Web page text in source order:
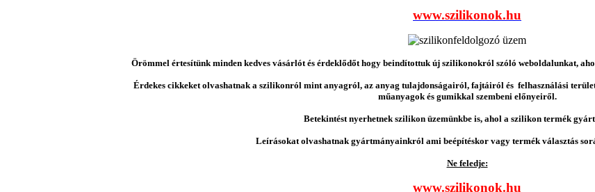
www.szilikonok.hu
Örömmel értesítünk minden kedves vásárlót és érdeklődőt hogy beindítottuk új szilikonokról szóló weboldalunkat,
Érdekes cikkeket olvashatnak a szilikonról mint anyagról, az anyag tulajdonságairól, fajtáiról és felhasználási
műanyagok és gumikkal szembeni előnyeiről.
Betekintést nyerhetnek szilikon üzemünkbe is, ahol a szilikon termék
Leírásokat olvashatnak gyártmányainkról ami beépítéskor vagy termék választás
Ne feledje:
www.szilikonok.hu